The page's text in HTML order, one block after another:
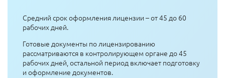
Средний срок оформления лицензии – от 45 до 60
рабочих дней.
Готовые документы по лицензированию
рассматриваются в контролирующем органе до 45
рабочих дней, остальной период включает подготовку
и оформление документов.